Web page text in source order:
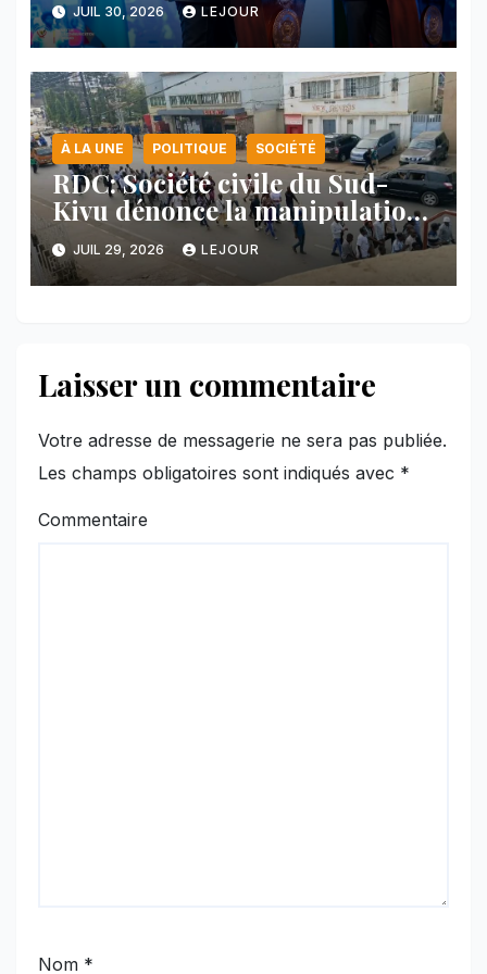
face au Rwanda
JUIL 30, 2026 LEJOUR
À LA UNE POLITIQUE SOCIÉTÉ
RDC: Société civile du Sud-
Kivu dénonce la manipulation
des manifestations par
l’AFC/M23
JUIL 29, 2026 LEJOUR
Laisser un commentaire
Votre adresse de messagerie ne sera pas publiée.
Les champs obligatoires sont indiqués avec *
Commentaire
Nom *